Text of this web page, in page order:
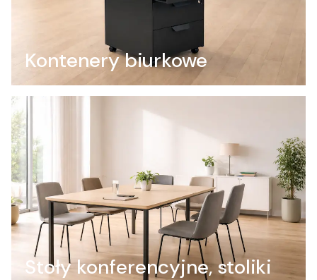
Kontenery biurkowe
Stoły konferencyjne, stoliki